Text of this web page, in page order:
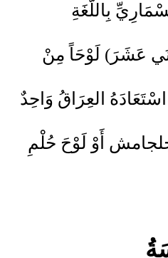
بِاللُّغَةِ
عَلَى 12 (اِثْنَي عَشَرَ) لَوْحَاً مِنْ
العِرَاقُ وَاحِدٌ
أَوْ لَوْحَ حُلْمِ